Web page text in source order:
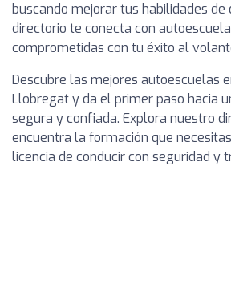
buscando mejorar tus habilidades de
directorio te conecta con
comprometidas con tu éxito al
Descubre las mejores autoescuelas
Llobregat y da el primer paso hacia
segura y confiada. Explora nuestro
encuentra la formación que
licencia de conducir con seguridad y